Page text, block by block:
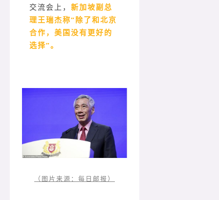
交流会上， 新加坡副总
理王瑞杰称“除了和北京
合作，美国没有更好的
选择”。
（图片来源：每日邮报）